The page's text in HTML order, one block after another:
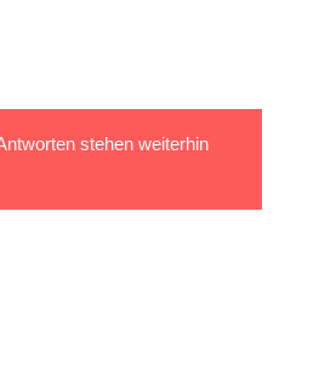
stehen weiterhin